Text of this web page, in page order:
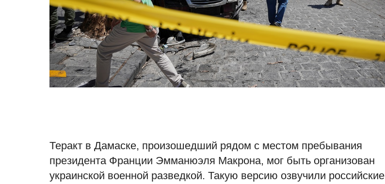
Теракт в Дамаске, произошедший рядом с местом пребывания
президента Франции Эмманюэля Макрона, мог быть организован
украинской военной разведкой. Такую версию озвучили российские